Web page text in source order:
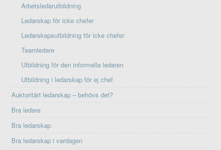
Arbetsledarutbildning
Ledarskap för icke chefer
Ledarskapsutbildning för icke chefer
Teamledare
Utbildning för den informella ledaren
Utbildning i ledarskap för ej chef
Auktoritärt ledarskap – behövs det?
Bra ledare
Bra ledarskap
Bra ledarskap i vardagen